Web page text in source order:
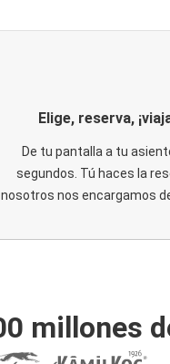
Elige, reserva,
De tu pantalla a tu
segundos. Tú haces la
nosotros nos encargamos
millones